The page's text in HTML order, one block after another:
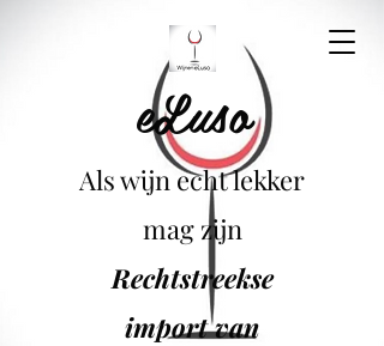
eLuso
Als wijn echt lekker
mag zijn
Rechtstreekse
import van